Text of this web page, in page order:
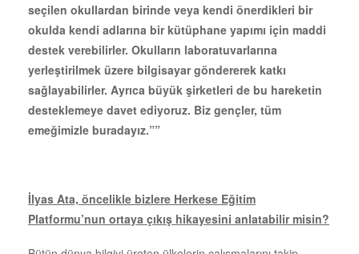
seçilen okullardan birinde veya kendi önerdikleri bir
okulda kendi adlarına bir kütüphane yapımı için maddi
destek verebilirler. Okulların laboratuvarlarına
yerleştirilmek üzere bilgisayar göndererek katkı
sağlayabilirler. Ayrıca büyük şirketleri de bu hareketin
desteklemeye davet ediyoruz. Biz gençler, tüm
emeğimizle buradayız.””
İlyas Ata, öncelikle bizlere Herkese Eğitim
Platformu’nun ortaya çıkış hikayesini anlatabilir misin?